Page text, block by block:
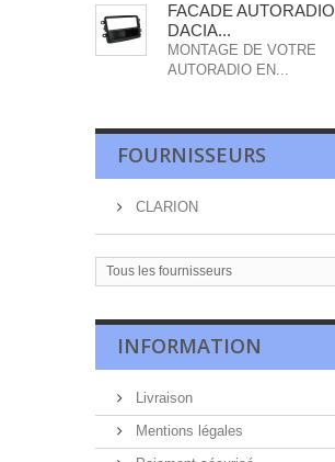
FACADE AUTORADIO
DACIA...
MONTAGE DE VOTRE
AUTORADIO EN...
FOURNISSEURS
CLARION
Tous les fournisseurs
INFORMATION
Livraison
Mentions légales